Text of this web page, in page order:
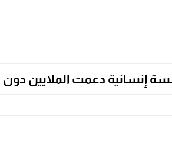
إنسانية دعمت الملايين دون